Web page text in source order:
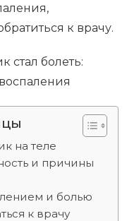
к врачу.
на теле
и причины
и болью
к врачу